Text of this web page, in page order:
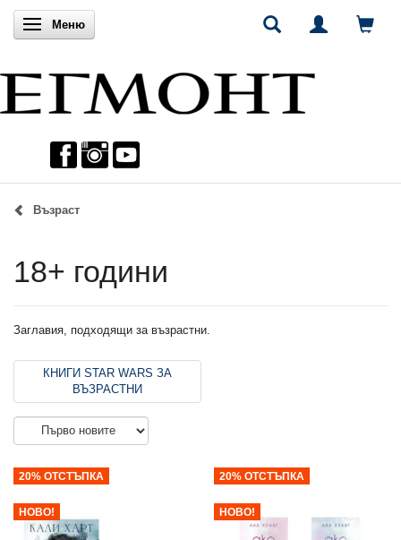
Включи навигацията
Меню
Възраст
18+ години
Заглавия, подходящи за възрастни.
КНИГИ STAR WARS ЗА
ВЪЗРАСТНИ
20% ОТСТЪПКА
НОВО!
20% ОТСТЪПКА
НОВО!